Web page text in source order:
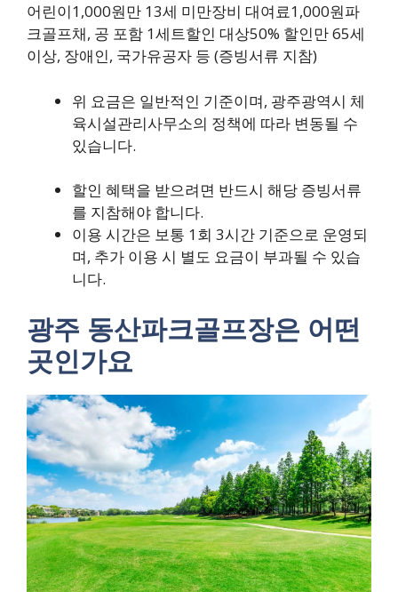
어린이1,000원만 13세 미만장비 대여료1,000원파
크골프채, 공 포함 1세트할인 대상50% 할인만 65세
이상, 장애인, 국가유공자 등 (증빙서류 지참)
위 요금은 일반적인 기준이며, 광주광역시 체
육시설관리사무소의 정책에 따라 변동될 수
있습니다.
할인 혜택을 받으려면 반드시 해당 증빙서류
를 지참해야 합니다.
이용 시간은 보통 1회 3시간 기준으로 운영되
며, 추가 이용 시 별도 요금이 부과될 수 있습
니다.
광주 동산파크골프장은 어떤
곳인가요